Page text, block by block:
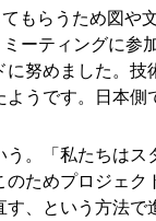
もらうため図や
ーティングに参
努めました。
うです。日本
。「私たちは
ためプロジェ
、という方法